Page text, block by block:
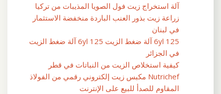
آلة استخراج زيت فول الصويا المذيبات من تركيا
زراعة زيت بذور العنب الباردة منخفضة الاستثمار
في لبنان
6yl 125 آلة ضغط الزيت 6yl 125 آلة ضغط الزيت
في الجزائر
كيفية استخلاص الزيت من النباتات في قطر
Nutrichef مكبس زيت إلكتروني رقمي من الفولاذ
المقاوم للصدأ للبيع على الإنترنت